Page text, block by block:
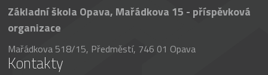
Základní škola Opava, Mařádkova 15 - příspěvková
organizace
Mařádkova 518/15, Předměstí, 746 01 Opava
Kontakty